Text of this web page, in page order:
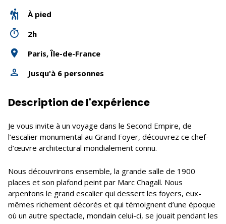
À pied
2h
Paris, Île-de-France
Jusqu'à 6 personnes
Description de l'expérience
Je vous invite à un voyage dans le Second Empire, de
l’escalier monumental au Grand Foyer, découvrez ce chef-
d’œuvre architectural mondialement connu.
Nous découvrirons ensemble, la grande salle de 1900
places et son plafond peint par Marc Chagall. Nous
arpentons le grand escalier qui dessert les foyers, eux-
mêmes richement décorés et qui témoignent d’une époque
où un autre spectacle, mondain celui-ci, se jouait pendant les